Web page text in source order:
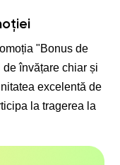
"Bonus de
învățare chiar și
excelentă de
la tragerea la